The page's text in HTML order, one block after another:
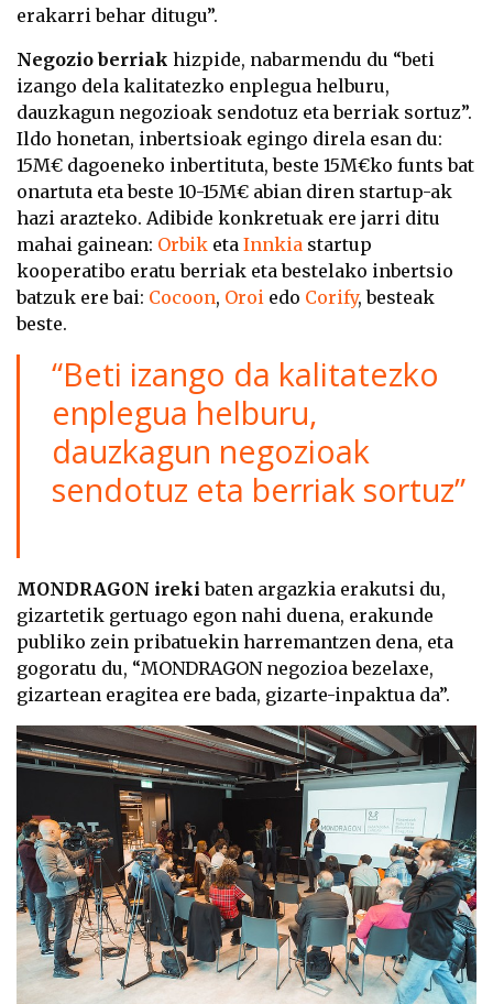
erakarri behar ditugu”.
Negozio berriak hizpide, nabarmendu du “beti
izango dela kalitatezko enplegua helburu,
dauzkagun negozioak sendotuz eta berriak sortuz”.
Ildo honetan, inbertsioak egingo direla esan du:
15M€ dagoeneko inbertituta, beste 15M€ko funts bat
onartuta eta beste 10-15M€ abian diren startup-ak
hazi arazteko. Adibide konkretuak ere jarri ditu
mahai gainean: Orbik eta Innkia startup
kooperatibo eratu berriak eta bestelako inbertsio
batzuk ere bai: Cocoon, Oroi edo Corify, besteak
beste.
“Beti izango da kalitatezko
enplegua helburu,
dauzkagun negozioak
sendotuz eta berriak sortuz”
MONDRAGON ireki baten argazkia erakutsi du,
gizartetik gertuago egon nahi duena, erakunde
publiko zein pribatuekin harremantzen dena, eta
gogoratu du, “MONDRAGON negozioa bezelaxe,
gizartean eragitea ere bada, gizarte-inpaktua da”.